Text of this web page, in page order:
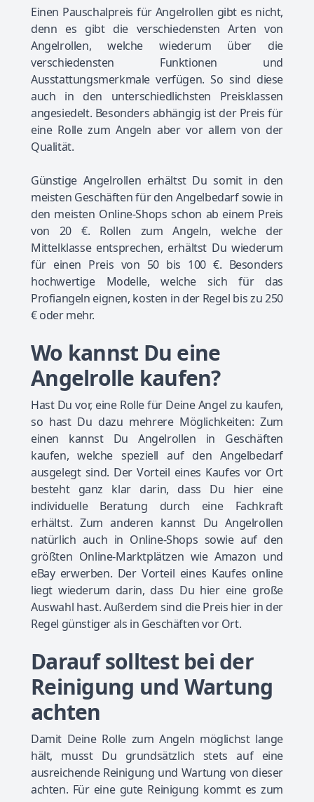
Einen Pauschalpreis für Angelrollen gibt es nicht,
denn es gibt die verschiedensten Arten von
Angelrollen, welche wiederum über die
verschiedensten Funktionen und
Ausstattungsmerkmale verfügen. So sind diese
auch in den unterschiedlichsten Preisklassen
angesiedelt. Besonders abhängig ist der Preis für
eine Rolle zum Angeln aber vor allem von der
Qualität.
Günstige Angelrollen erhältst Du somit in den
meisten Geschäften für den Angelbedarf sowie in
den meisten Online-Shops schon ab einem Preis
von 20 €. Rollen zum Angeln, welche der
Mittelklasse entsprechen, erhältst Du wiederum
für einen Preis von 50 bis 100 €. Besonders
hochwertige Modelle, welche sich für das
Profiangeln eignen, kosten in der Regel bis zu 250
€ oder mehr.
Wo kannst Du eine
Angelrolle kaufen?
Hast Du vor, eine Rolle für Deine Angel zu kaufen,
so hast Du dazu mehrere Möglichkeiten: Zum
einen kannst Du Angelrollen in Geschäften
kaufen, welche speziell auf den Angelbedarf
ausgelegt sind. Der Vorteil eines Kaufes vor Ort
besteht ganz klar darin, dass Du hier eine
individuelle Beratung durch eine Fachkraft
erhältst. Zum anderen kannst Du Angelrollen
natürlich auch in Online-Shops sowie auf den
größten Online-Marktplätzen wie Amazon und
eBay erwerben. Der Vorteil eines Kaufes online
liegt wiederum darin, dass Du hier eine große
Auswahl hast. Außerdem sind die Preis hier in der
Regel günstiger als in Geschäften vor Ort.
Darauf solltest bei der
Reinigung und Wartung
achten
Damit Deine Rolle zum Angeln möglichst lange
hält, musst Du grundsätzlich stets auf eine
ausreichende Reinigung und Wartung von dieser
achten. Für eine gute Reinigung kommt es zum